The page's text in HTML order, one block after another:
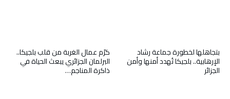
كرّم عمال الغربة من قلب بلجيكا..
البرلمان الجزائري يبعث الحياة في
ذاكرة المناجم…
بتجاهلها لخطورة جماعة رشاد
الإرهابية.. بلجيكا تُهدد أمنها وأمن
الجزائر